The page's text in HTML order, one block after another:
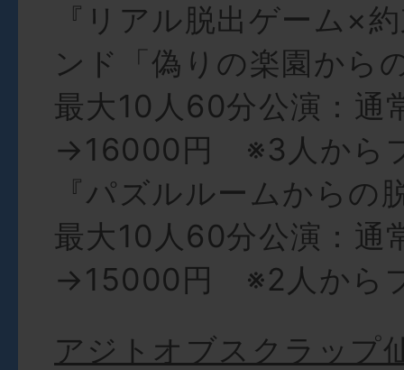
『リアル脱出ゲーム×
ンド「偽りの楽園から
最大10人60分公演：通
→16000円 ※3人から
『パズルルームからの
最大10人60分公演：通
→15000円 ※2人から
アジトオブスクラップ